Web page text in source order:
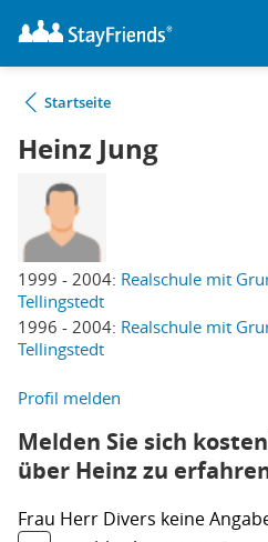
Startseite
Heinz Jung
1999 - 2004: Realschule mit
Tellingstedt
1996 - 2004: Realschule mit
Tellingstedt
Profil melden
Melden Sie sich
über Heinz zu
Frau Herr Divers keine